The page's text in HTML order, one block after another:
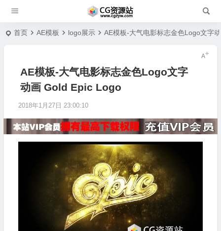
首页 AE模板 logo展示 AE模板-大气电影标志金色Logo文字
AE模板-大气电影标志金色Logo文字
动画 Gold Epic Logo
2018年1月27日 23:00:10